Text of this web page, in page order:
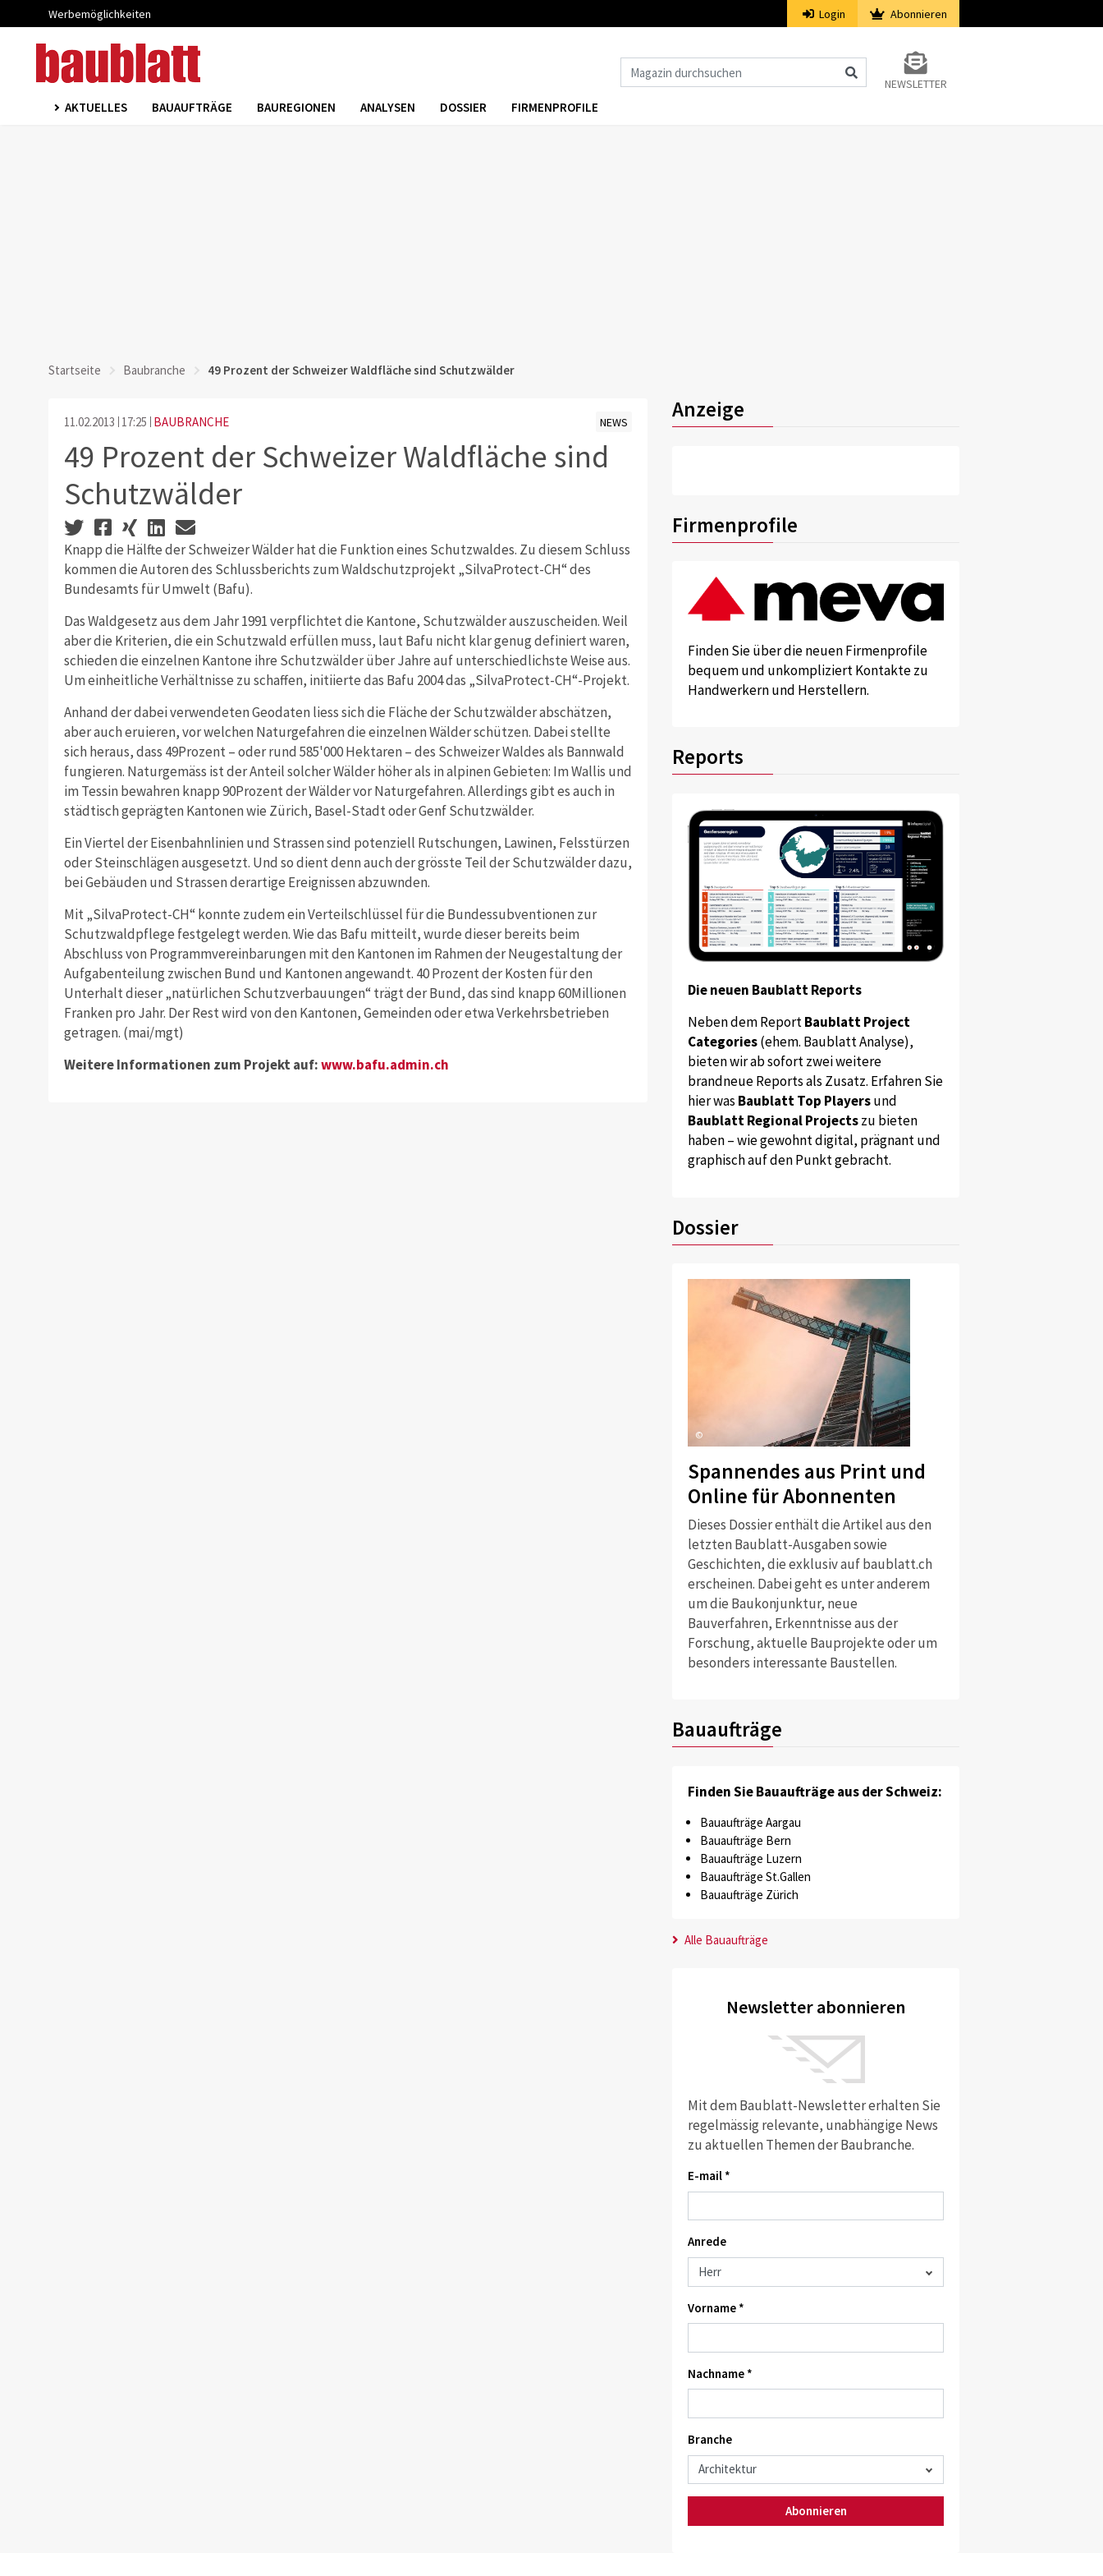
Werbemöglichkeiten Login Abonnieren
NEWSLETTER
AKTUELLES BAUAUFTRÄGE BAUREGIONEN ANALYSEN DOSSIER FIRMENPROFILE
Startseite Baubranche 49 Prozent der Schweizer Waldfläche sind Schutzwälder
11.02.2013 17:25 BAUBRANCHE NEWS
49 Prozent der Schweizer Waldfläche sind
Schutzwälder
Knapp die Hälfte der Schweizer Wälder hat die Funktion eines Schutzwaldes. Zu diesem Schluss
kommen die Autoren des Schlussberichts zum Waldschutzprojekt „SilvaProtect-CH“ des
Bundesamts für Umwelt (Bafu).
Das Waldgesetz aus dem Jahr 1991 verpflichtet die Kantone, Schutzwälder auszuscheiden. Weil
aber die Kriterien, die ein Schutzwald erfüllen muss, laut Bafu nicht klar genug definiert waren,
schieden die einzelnen Kantone ihre Schutzwälder über Jahre auf unterschiedlichste Weise aus.
Um einheitliche Verhältnisse zu schaffen, initiierte das Bafu 2004 das „SilvaProtect-CH“-Projekt.
Anhand der dabei verwendeten Geodaten liess sich die Fläche der Schutzwälder abschätzen,
aber auch eruieren, vor welchen Naturgefahren die einzelnen Wälder schützen. Dabei stellte
sich heraus, dass 49Prozent – oder rund 585'000 Hektaren – des Schweizer Waldes als Bannwald
fungieren. Naturgemäss ist der Anteil solcher Wälder höher als in alpinen Gebieten: Im Wallis und
im Tessin bewahren knapp 90Prozent der Wälder vor Naturgefahren. Allerdings gibt es auch in
städtisch geprägten Kantonen wie Zürich, Basel-Stadt oder Genf Schutzwälder.
Ein Viertel der Eisenbahnlinien und Strassen sind potenziell Rutschungen, Lawinen, Felsstürzen
oder Steinschlägen ausgesetzt. Und so dient denn auch der grösste Teil der Schutzwälder dazu,
bei Gebäuden und Strassen derartige Ereignissen abzuwnden.
Mit „SilvaProtect-CH“ konnte zudem ein Verteilschlüssel für die Bundessubventionen zur
Schutzwaldpflege festgelegt werden. Wie das Bafu mitteilt, wurde dieser bereits beim
Abschluss von Programmvereinbarungen mit den Kantonen im Rahmen der Neugestaltung der
Aufgabenteilung zwischen Bund und Kantonen angewandt. 40 Prozent der Kosten für den
Unterhalt dieser „natürlichen Schutzverbauungen“ trägt der Bund, das sind knapp 60Millionen
Franken pro Jahr. Der Rest wird von den Kantonen, Gemeinden oder etwa Verkehrsbetrieben
getragen. (mai/mgt)
Weitere Informationen zum Projekt auf:www.bafu.admin.ch
Anzeige
Firmenprofile
Finden Sie über die neuen Firmenprofile
bequem und unkompliziert Kontakte zu
Handwerkern und Herstellern.
Reports
Die neuen Baublatt Reports
Neben dem ReportBaublatt Project
Categories(ehem. Baublatt Analyse),
bieten wir ab sofort zwei weitere
brandneue Reports als Zusatz. Erfahren Sie
hier was Baublatt Top Playersund
Baublatt Regional Projectszu bieten
haben – wie gewohnt digital, prägnant und
graphisch auf den Punkt gebracht.
Dossier
©
Spannendes aus Print und
Online für Abonnenten
Dieses Dossier enthält die Artikel aus den
letzten Baublatt-Ausgaben sowie
Geschichten, die exklusiv auf baublatt.ch
erscheinen. Dabei geht es unter anderem
um die Baukonjunktur, neue
Bauverfahren, Erkenntnisse aus der
Forschung, aktuelle Bauprojekte oder um
besonders interessante Baustellen.
Bauaufträge
Finden Sie Bauaufträge aus der Schweiz:
Bauaufträge Aargau
Bauaufträge Bern
Bauaufträge Luzern
Bauaufträge St.Gallen
Bauaufträge Zürich
Alle Bauaufträge
Newsletter abonnieren
Mit dem Baublatt-Newsletter erhalten Sie
regelmässig relevante, unabhängige News
zu aktuellen Themen der Baubranche.
E-mail *
Anrede
Vorname *
Nachname *
Branche
Abonnieren